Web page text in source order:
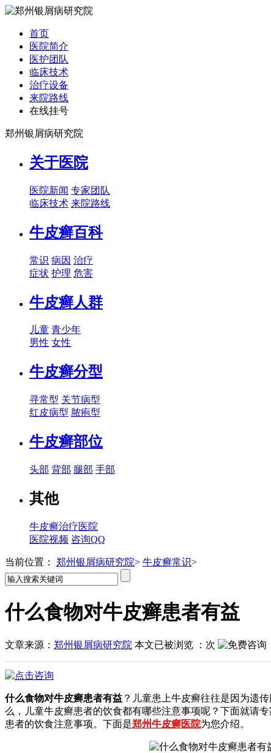
首页
医院简介
医护团队
临床技术
治疗设备
来院路线
在线挂号
郑州银屑病研究院
关于医院
医院新闻 专家团队
临床技术 来院路线
牛皮癣百科
常识 病因 治疗
症状 护理 危害
牛皮癣人群
儿童 青少年
男性 女性
牛皮癣分型
寻常型 关节病型
红皮病型 脓疱型
牛皮癣部位
头部 背部 腿部 手部
其他
牛皮癣治疗医院
医院视频 咨询QQ
当前位置： 郑州银屑病研究院> 牛皮癣常识>
什么食物对牛皮癣患者有益
文章来源： 郑州银屑病研究院 本文已被浏览 ： 次
什么食物对牛皮癣患者有益 ？儿童患上牛皮癣往往是因为遗
么，儿童牛皮癣患者的饮食都有哪些注意事项呢？下面就请
患者的饮食注意事项。下面是郑州牛皮癣医院为您介绍。